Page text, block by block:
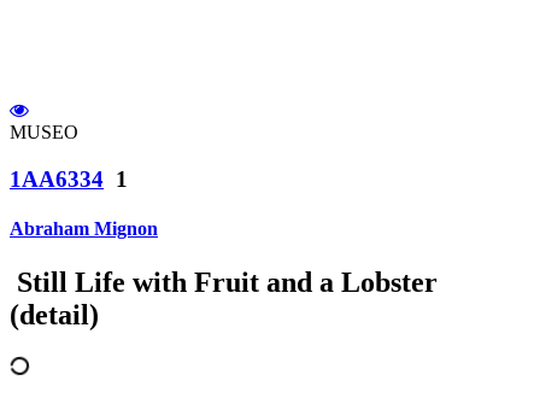
MUSEO
1AA6334 1
Abraham Mignon
Still Life with Fruit and a Lobster
(detail)